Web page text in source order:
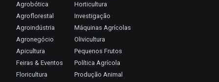
Agrobótica
Agroflorestal
Agroindústria
Agronegócio
Apicultura
Feiras & Eventos
Floricultura
Horticultura
Investigação
Máquinas Agrícolas
Olivicultura
Pequenos Frutos
Política Agrícola
Produção Animal